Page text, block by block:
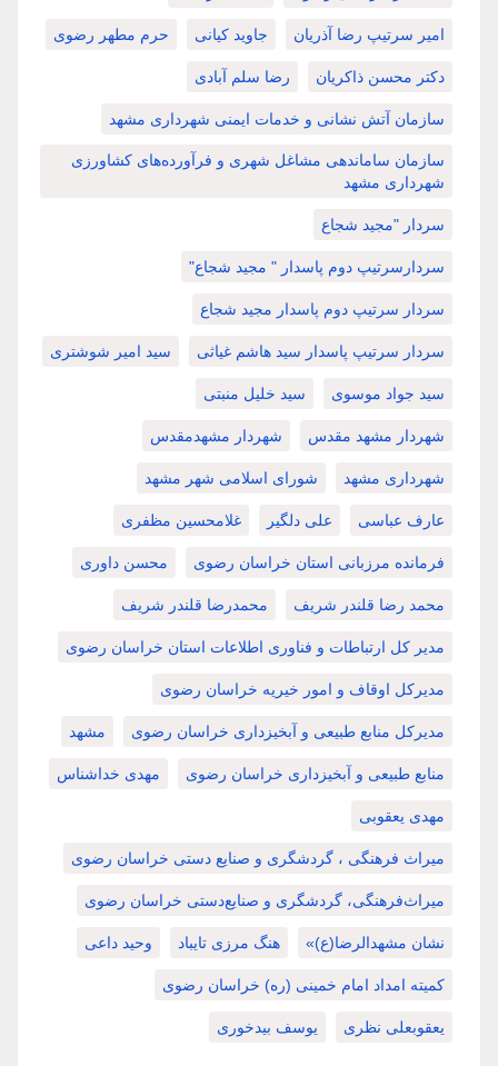
امیر سرتیپ رضا آذریان جاوید کیانی حرم مطهر رضوی
دکتر محسن ذاکریان رضا سلم آبادی
سازمان آتش نشانی و خدمات ایمنی شهرداری مشهد
سازمان ساماندهی مشاغل شهری و فرآورده‌های کشاورزی
شهرداری مشهد
سردار "مجید شجاع
سردارسرتیپ دوم پاسدار " مجید شجاع"
سردار سرتیپ دوم پاسدار مجید شجاع
سردار سرتیپ پاسدار سید هاشم غیاثی سید امیر شوشتری
سید جواد موسوی سید خلیل منبتی
شهردار مشهد مقدس شهردار مشهدمقدس
شهرداری مشهد شورای اسلامی شهر مشهد
عارف عباسی علی دلگیر غلامحسین مظفری
فرمانده مرزبانی استان خراسان رضوی محسن داوری
محمد رضا قلندر شریف محمدرضا قلندر شریف
مدیر کل ارتباطات و فناوری اطلاعات استان خراسان رضوی
مدیرکل اوقاف و امور خیریه خراسان رضوی
مدیرکل منابع طبیعی و آبخیزداری خراسان رضوی مشهد
منابع طبیعی و آبخیزداری خراسان رضوی مهدی خداشناس
مهدی یعقوبی
میراث فرهنگی ، گردشگری و صنایع دستی خراسان رضوی
میراث‌فرهنگی، گردشگری و صنایع‌دستی خراسان رضوی
نشان مشهدالرضا(ع)» هنگ مرزی تایباد وحید داعی
کمیته امداد امام خمینی (ره) خراسان رضوی
یعقوبعلی نظری یوسف بیدخوری